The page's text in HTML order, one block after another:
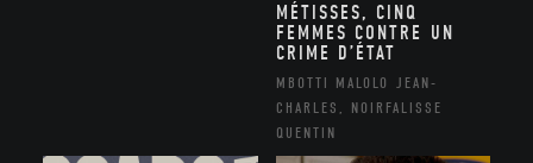
MÉTISSES, CINQ
FEMMES CONTRE UN
CRIME D’ÉTAT
MBOTTI MALOLO JEAN-
CHARLES, NOIRFALISSE
QUENTIN